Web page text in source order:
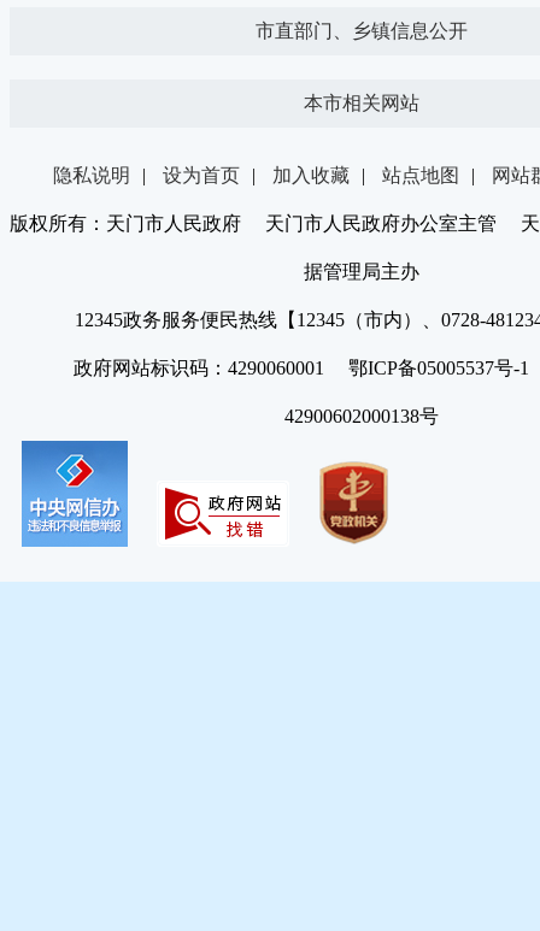
市直部门、乡镇信息公开
本市相关网站
隐私说明 | 设为首页 | 加入收藏 | 站点地图 | 网站
版权所有：天门市人民政府 天门市人民政府办公室主管 天
据管理局主办
12345政务服务便民热线【12345（市内）、0728-
政府网站标识码：4290060001 鄂ICP备05005537号
42900602000138号